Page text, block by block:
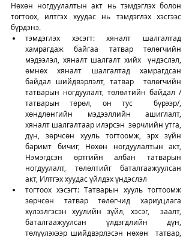
Нөхөн ногдуулалтын акт нь тэмдэглэх болон
тогтоох, илтгэх хуудас нь тэмдэглэх хэсгээс
бүрдэнэ.
тэмдэглэх хэсэгт: хяналт шалгалтад
хамрагдаж байгаа татвар төлөгчийн
мэдээлэл, хяналт шалгалт хийх  үндэслэл,
өмнөх хяналт шалгалтад хамрагдсан
байдал шийдвэрлэлт, татвар  төлөгчийн
татварын ногдуулалт, төлөлтийн байдал /
татварын төрөл, он тус  бүрээр/,
хөндлөнгийн мэдээллийн ашиглалт,
хяналт шалгалтаар илэрсэн  зөрчлийн утга,
дүн, зөрчсөн хууль тогтоомж, эрх зүйн
баримт бичиг, Нөхөн ногдуулалтын акт,
Нэмэгдсэн өртгийн албан татварын
ногдуулалт, төлөлтийг баталгаажуулсан
акт, Илтгэх хуудас үйлдэх үндэслэл
тогтоох хэсэгт: Татварын хууль тогтоомж
зөрчсөн татвар төлөгчид хариуцлага
хүлээлгэсэн хуулийн зүйл, хэсэг,  заалт,
баталгаажуулсан үлдэгдлийн дүн,
төлүүлэхээр шийдвэрлэсэн нөхөн  татвар,